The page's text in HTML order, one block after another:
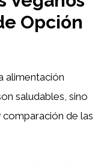
Opción
alimentación
saludables, sino
comparación de las